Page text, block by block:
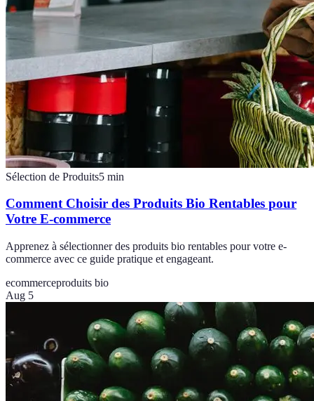
Sélection de Produits5 min
Comment Choisir des Produits Bio Rentables pour
Votre E-commerce
Apprenez à sélectionner des produits bio rentables pour votre e-
commerce avec ce guide pratique et engageant.
ecommerceproduits bio
Aug 5